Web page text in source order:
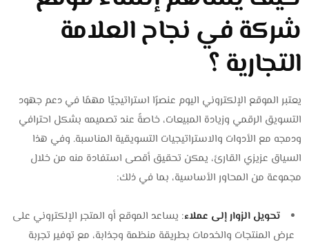
شركة في نجاح العلامة
التجارية ؟
يعتبر الموقع الإلكتروني اليوم عنصرًا استراتيجيًا مهمًا في دعم جهود
التسويق الرقمي وزيادة المبيعات، خاصةً عند تصميمه بشكل احترافي
ودمجه مع الأدوات والاستراتيجيات التسويقية المناسبة. وفي هذا
السياق عزيزي القارئ، يمكن تحقيق أقصى استفادة منه من خلال
مجموعة من المحاور الأساسية، بما في ذلك:
تحويل الزوار إلى عملاء: يساعد الموقع أو المتجر الإلكتروني على
عرض المنتجات والخدمات بطريقة منظمة وجذابة، مع توفير تجربة